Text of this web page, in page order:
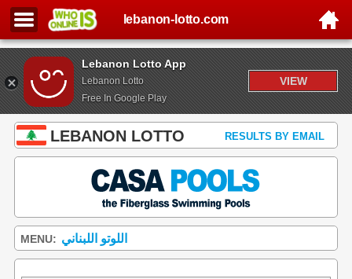
Lebanon Lotto App
Lebanon Lotto
Free In Google Play
VIEW
lebanon-lotto.com
LEBANON LOTTO RESULTS BY EMAIL
MENU: اللوتو اللبناني